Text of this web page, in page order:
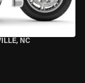
NC